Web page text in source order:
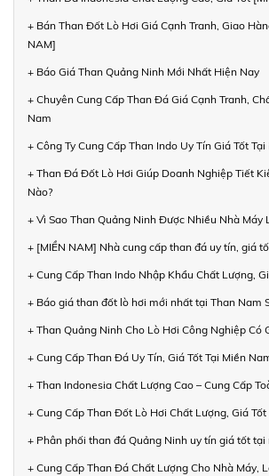
+ Bán Than Đốt Lò Hơi Giá Cạnh Tranh, Giao
NAM]
+ Báo Giá Than Quảng Ninh Mới Nhất Hiện Nay
+ Chuyên Cung Cấp Than Đá Giá Cạnh Tranh,
Nam
+ Công Ty Cung Cấp Than Indo Uy Tín Giá Tốt
+ Than Đá Đốt Lò Hơi Giúp Doanh Nghiệp Tiết
Nào?
+ Vì Sao Than Quảng Ninh Được Nhiều Nhà Máy
+ [MIỀN NAM] Nhà cung cấp than đá uy tín, giá
+ Cung Cấp Than Indo Nhập Khẩu Chất Lượng,
+ Báo giá than đốt lò hơi mới nhất tại Than Nam
+ Than Quảng Ninh Cho Lò Hơi Công Nghiệp Có
+ Cung Cấp Than Đá Uy Tín, Giá Tốt Tại Miền
+ Than Indonesia Chất Lượng Cao – Cung Cấp
+ Cung Cấp Than Đốt Lò Hơi Chất Lượng, Giá Tốt
+ Phân phối than đá Quảng Ninh uy tín giá tốt tại
+ Cung Cấp Than Đá Chất Lượng Cho Nhà Máy,